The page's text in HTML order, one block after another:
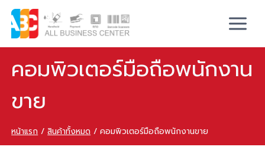
คอมพิวเตอร์มือถือพนักงาน
ขาย
หน้าแรก / สินค้าทั้งหมด / คอมพิวเตอร์มือถือพนักงานขาย